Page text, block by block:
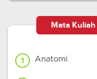
Mata
1 Anatomi